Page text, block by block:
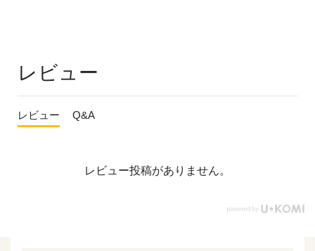
レビュー
レビュー Q&A
レビュー投稿がありません。